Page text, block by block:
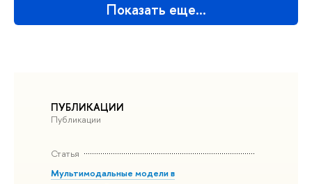
ПУБЛИКАЦИИ
Публикации
Статья
Мультимодальные модели в
Показать еще…